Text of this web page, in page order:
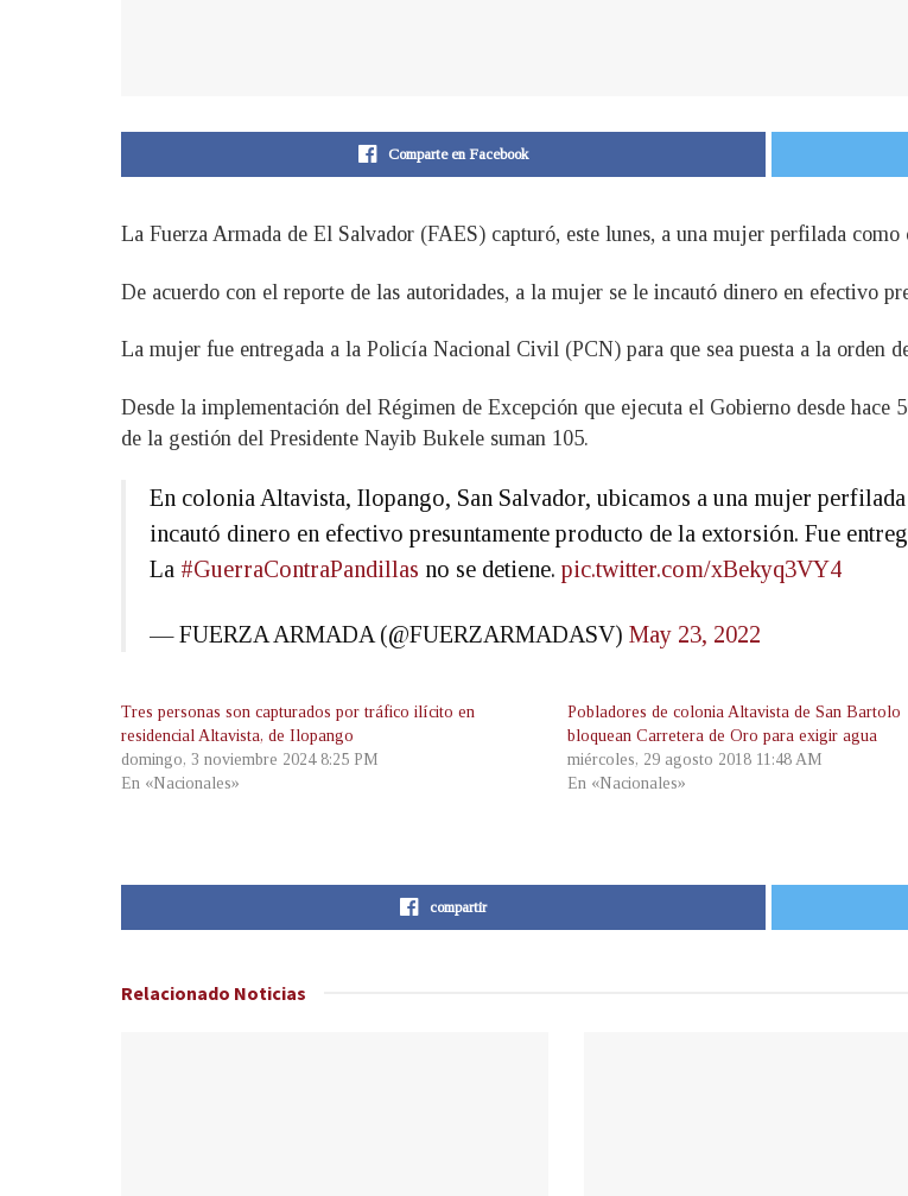
Comparte en Facebook
La Fuerza Armada de El Salvador (FAES) capturó, este lunes, a una mujer perfilada
De acuerdo con el reporte de las autoridades, a la mujer se le incautó dinero en efectivo
La mujer fue entregada a la Policía Nacional Civil (PCN) para que sea puesta a la orden
Desde la implementación del Régimen de Excepción que ejecuta el Gobierno desde
de la gestión del Presidente Nayib Bukele suman 105.
En colonia Altavista, Ilopango, San Salvador, ubicamos a una mujer
incautó dinero en efectivo presuntamente producto de la extorsión. Fue
La #GuerraContraPandillas no se detiene. pic.twitter.com/xBekyq3VY4
— FUERZA ARMADA (@FUERZARMADASV) May 23, 2022
Tres personas son capturados por tráfico ilícito en
residencial Altavista, de Ilopango
domingo, 3 noviembre 2024 8:25 PM
En «Nacionales»
Pobladores de colonia Altavista de San Bartolo
bloquean Carretera de Oro para exigir agua
miércoles, 29 agosto 2018 11:48 AM
En «Nacionales»
compartir
Relacionado Noticias